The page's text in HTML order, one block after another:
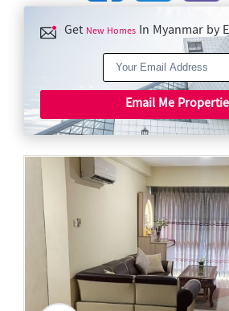
Get New Homes In Myanmar by
Email Me